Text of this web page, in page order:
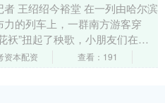
者 王绍绍今裕堂 在一列由哈尔滨
力的列车上，一群南方游客穿
袄”扭起了秧歌，小朋友们在工
领下体验剪纸技艺，欢声笑语
资本配资 查看：191